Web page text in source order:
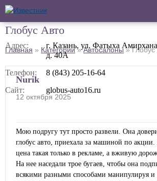
Адрес:
г. Казань, ул. Фатыха
д. 40А
Телефон:
8 (843) 205-16-64
Сайт:
globus-auto16.ru
Глобус Авто
Главная » Категории»Автосалоны»Глобус
Nurik
12 октября 2025
Мою подругу тут просто развели. Она
глобус авто, приехала за машиной по акции.
цена такая только в рекламе, а вживую
На нее наседали трое бугаев, чтобы она
всякими разными способами манипулируя и
отзыв
Главная
Актуальные